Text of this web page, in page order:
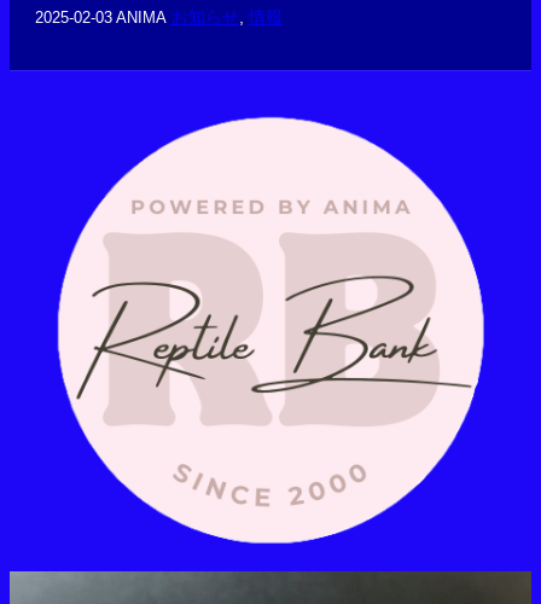
2025-02-03 ANIMA お知らせ 情報